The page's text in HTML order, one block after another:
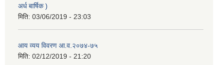
अर्ध बार्षिक )
मिति: 03/06/2019 - 23:03
आय व्यय विवरण आ.व.२०७४-७५
मिति: 02/12/2019 - 21:20